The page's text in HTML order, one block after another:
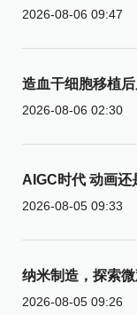
2026-08-06 09:47
造血干细胞移植
2026-08-06 02:30
AIGC时代 动画还
2026-08-05 09:33
纳米制造，探索
2026-08-05 09:26